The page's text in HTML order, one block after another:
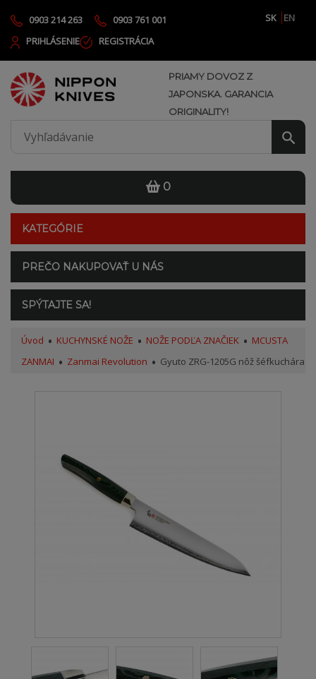
0903 214 263 0903 761 001 SK
EN
PRIHLÁSENIE
REGISTRÁCIA
PRIAMY DOVOZ Z
JAPONSKA. GARANCIA
ORIGINALITY!
0
KATEGÓRIE
PREČO NAKUPOVAŤ U NÁS
SPÝTAJTE SA!
Úvod KUCHYNSKÉ NOŽE NOŽE PODĽA ZNAČIEK
MCUSTA
ZANMAI
Zanmai Revolution Gyuto ZRG-1205G nôž šéfkuchára